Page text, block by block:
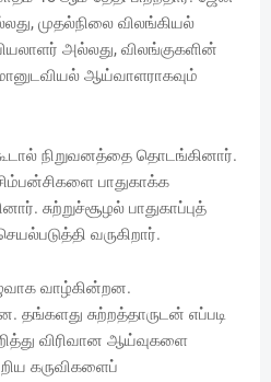
முதல்நிலை விலங்கியல்
அல்லது, விலங்குகளின்
ஆய்வாளராகவும்
நிறுவனத்தை தொடங்கினார்.
பாதுகாக்க
சுற்றுச்சூழல் பாதுகாப்புத்
வருகிறார்.
வாழ்கின்றன.
தங்களது சுற்றத்தாருடன் எப்படி
விரிவான ஆய்வுகளை
கருவிகளைப்